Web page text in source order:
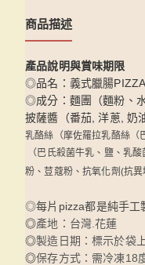
商品描述
產品說明與賞味期限
◎品名：義式臘腸PIZZA
◎成分：麵團（麵粉、
披薩醬（番茄, 洋蔥, 奶
乳酪絲（摩佐羅拉乳酪絲（
（巴氏殺菌牛乳、鹽、乳
粉、荳蔻粉、抗氧化劑(抗
◎每片pizza都是純手工
◎產地：台灣.花蓮
◎製造日期：標示於袋
◎保存方式：需冷凍18